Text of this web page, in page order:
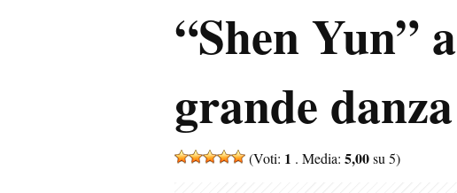
“Shen Yun”
grande
(Voti: 1 . Media: 5,00su 5)